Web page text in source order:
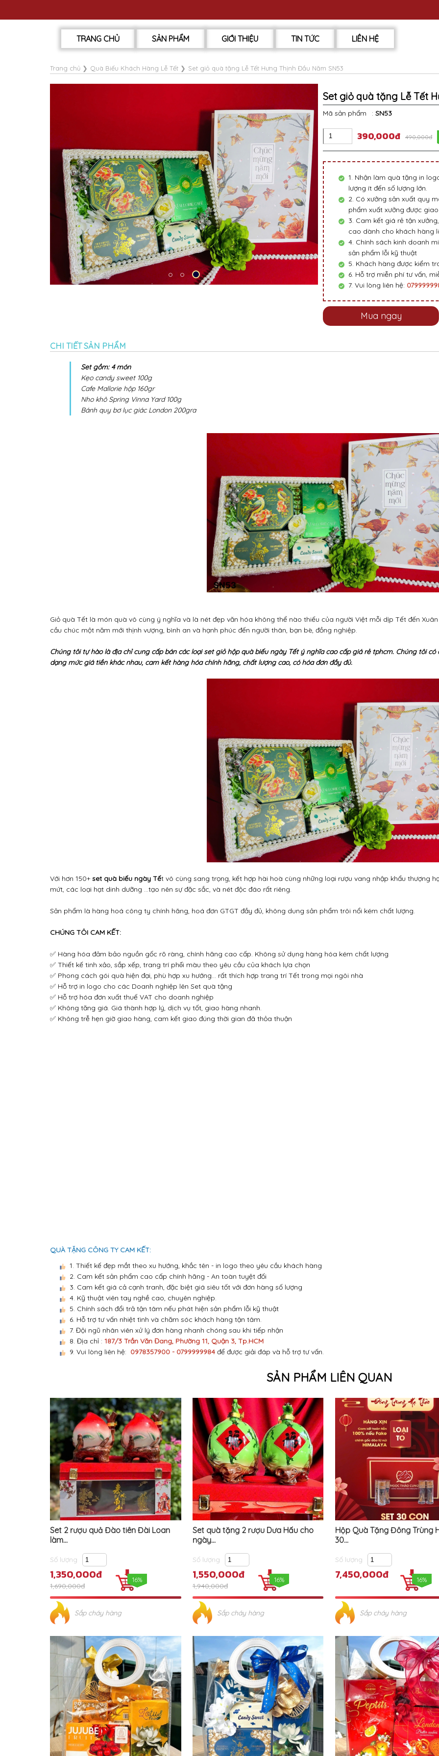
TRANG CHỦ SẢN PHẨM GIỚI THIỆU TIN TỨC LIÊN HỆ
Trang chủ ❯ Quà Biếu Khách Hàng Lễ Tết ❯ Set giỏ quà tặng Lễ Tết Hưng Thịnh Đầu Năm SN53
Set giỏ quà tặng Lễ Tết
Mã sản phẩm :SN53
390,000đ 490,000đ
1. Nhận làm quà tặng in
lượng ít đến số lượng lớn.
2. Có xưởng sản xuất quy
phẩm xuất xưởng được
3. Cam kết giá rẻ tận
cao dành cho khách hàng
4. Chính sách kinh doanh
sản phẩm lỗi kỹ thuật
5. Khách hàng được kiểm
6. Hỗ trợ miễn phí tư vấn,
7. Vui lòng liên hệ:
Mua ngay
CHI TIẾT SẢN PHẨM
Set gồm: 4 món
Kẹo candy sweet 100g
Cafe Mallorie hộp 160gr
Nho khô Spring Vinna Yard 100g
Bánh quy bơ lục giác London 200gra
Giỏ quà Tết là món quà vô cùng ý nghĩa và là nét đẹp văn hóa không thể nào thiếu của người Việt mỗi dịp Tết đến
cầu chúc một năm mới thịnh vượng, bình an và hạnh phúc đến người thân, bạn bè, đồng nghiệp.
Chúng tôi tự hào là địa chỉ cung cấp bán các loại set giỏ hộp quà biếu ngày Tết ý nghĩa cao cấp giá rẻ tphcm. Chúng tôi
dạng mức giá tiền khác nhau, cam kết hàng hóa chính hãng, chất lượng cao, có hóa đơn đầy đủ.
Với hơn 150+set quà biếu ngày Tết vô cùng sang trọng, kết hợp hài hoà cùng những loại rượu vang nhập khẩu thượng
mứt, các loại hạt dinh dưỡng ...tạo nên sự đặc sắc, và nét độc đáo rất riêng.
Sản phẩm là hàng hoá công ty chính hãng, hoá đơn GTGT đầy đủ, không dung sản phẩm trôi nổi kém chất lượng.
CHÚNG TÔI CAM KẾT:
✅ Hàng hóa đảm bảo nguồn gốc rõ ràng, chính hãng cao cấp. Không sử dụng hàng hóa kém chất lượng
✅ Thiết kế tinh xảo, sắp xếp, trang trí phối màu theo yêu cầu của khách lựa chọn
✅ Phong cách gói quà hiện đại, phù hợp xu hướng… rất thích hợp trang trí Tết trong mọi ngôi nhà
✅ Hỗ trợ in logo cho các Doanh nghiệp lên Set quà tặng
✅ Hỗ trợ hóa đơn xuất thuế VAT cho doanh nghiệp
✅ Không tăng giá. Giá thành hợp lý, dịch vụ tốt, giao hàng nhanh.
✅ Không trễ hẹn giờ giao hàng, cam kết giao đúng thời gian đã thỏa thuận
QUÀ TẶNG CÔNG TY CAM KẾT:
1. Thiết kế đẹp mắt theo xu hướng, khắc tên - in logo theo yêu cầu khách hàng
2. Cam kết sản phẩm cao cấp chính hãng - An toàn tuyệt đối
3. Cam kết giá cả cạnh tranh, đặc biệt giá siêu tốt với đơn hàng số lượng
4. Kỹ thuật viên tay nghề cao, chuyên nghiệp.
5. Chính sách đổi trả tận tâm nếu phát hiện sản phẩm lỗi kỹ thuật
6. Hỗ trợ tư vấn nhiệt tình và chăm sóc khách hàng tận tâm.
7. Đội ngũ nhân viên xử lý đơn hàng nhanh chóng sau khi tiếp nhận
8. Địa chỉ : 187/3 Trần Văn Đang, Phường 11, Quận 3, Tp.HCM
9. Vui lòng liên hệ: 0978357900 - 0799999984 để được giải đáp và hỗ trợ tư vấn.
SẢN PHẨM LIÊN QUAN
Set 2 rượu quả Đào tiên Đài Loan
làm...
Số lượng
1,350,000đ
1,690,000đ
16%
Sắp cháy hàng
Set quà tặng 2 rượu Dưa Hấu cho
ngày...
Số lượng
1,550,000đ
1,940,000đ
16%
Sắp cháy hàng
Hộp Quà Tặng Đông Trùng
30...
Số lượng
7,450,000đ 16%
Sắp cháy hàng